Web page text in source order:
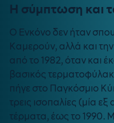
Η σύμπτωση και
Ο Ενκόνο δεν ήταν
Καμερούν, αλλά και
από το 1982, όταν και
βασικός
πήγε στο Παγκόσμιο
τρεις ισοπαλίες (μία
τέρματα, έως το 1990.